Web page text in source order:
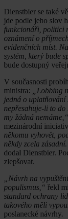
Dienstbier se také
jde podle jeho slov
funkcionáři, politici
oznámení o
evidenčních míst.
systém, který bude
bude dostupný
V současnosti
ministra:
„Lobbing
jedná o uplatňování
nepřesahuje-li to do
my žádná
mezinárodní
někomu vyhovět,
někdy zcela
dodal Dienstbier.
zlepšovat.
„Návrh na
populismus,“ řekl
standard ochrany
takového měli
poslanecké návrhy.